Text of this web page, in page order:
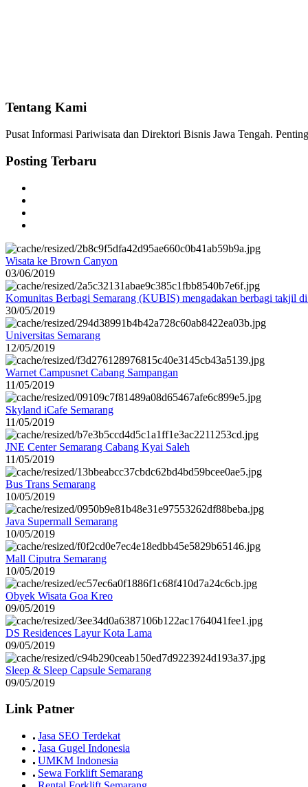
Tentang Kami
Pusat Informasi Pariwisata dan Direktori Bisnis Jawa Tengah.
Posting Terbaru
Wisata ke Brown Canyon
03/06/2019
Komunitas Berbagi Semarang (KUBIS) mengadakan berbagi takjil
30/05/2019
Universitas Semarang
12/05/2019
Warnet Campusnet Cabang Sampangan
11/05/2019
Skyland iCafe Semarang
11/05/2019
JNE Center Semarang Cabang Kyai Saleh
11/05/2019
Bus Trans Semarang
10/05/2019
Java Supermall Semarang
10/05/2019
Mall Ciputra Semarang
10/05/2019
Obyek Wisata Goa Kreo
09/05/2019
DS Residences Layur Kota Lama
09/05/2019
Sleep & Sleep Capsule Semarang
09/05/2019
Link Patner
Jasa SEO Terdekat
Jasa Gugel Indonesia
UMKM Indonesia
Sewa Forklift Semarang